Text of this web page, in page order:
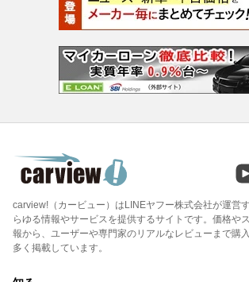
carview!（カービュー）はLINEヤフー株式会社が運営
らゆる情報やサービスを提供するサイトです。価格や
報から、ユーザーや専門家のリアルなレビューまで購
多く掲載しています。